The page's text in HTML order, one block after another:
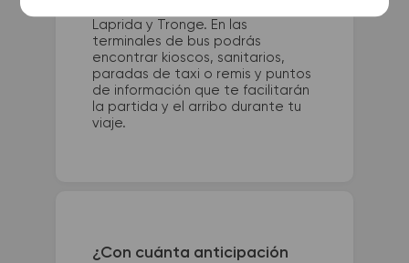
Laprida y Tronge. En las
terminales de bus podrás
encontrar kioscos, sanitarios,
paradas de taxi o remis y puntos
de información que te facilitarán
la partida y el arribo durante tu
viaje.
¿Con cuánta anticipación